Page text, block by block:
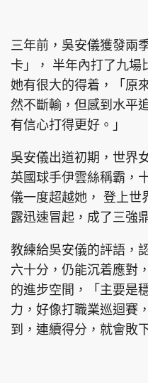
三年前，吳安儀獲發兩
卡」， 半年內打了九場
她有很大的得着，「原
然不斷輸，但感到水平
有信心打得更好。」
吳安儀出道初期，世界
英國球手伊雲絲稱霸，
儀一度超越她， 登上世
露迅速冒起，成了三強
教練給吳安儀的評語，
六十分，仍能沉着應對
的進步空間，「主要是
力，好像打職業巡迴賽
到，連續得分，就會敗